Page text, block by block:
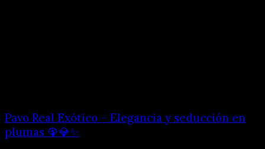
Pavo Real Exótico – Elegancia y seducción en
plumas 🦚💎✨